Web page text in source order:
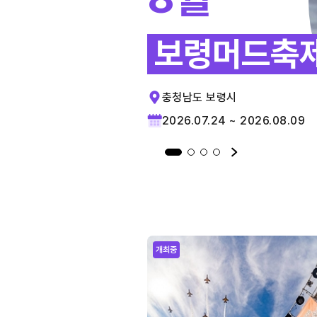
보령머드축
충청남도 보령시
2026.07.24 ~ 2026.08.09
개최중